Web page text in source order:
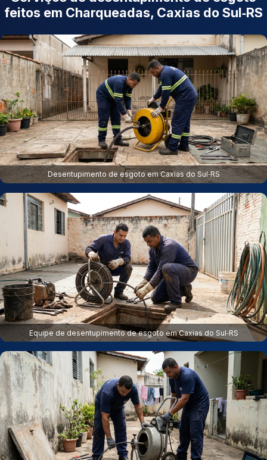
feitos em Charqueadas, Caxias do Sul‑RS
Desentupimento de esgoto em Caxias do Sul‑RS
Equipe de desentupimento de esgoto em Caxias do Sul‑RS